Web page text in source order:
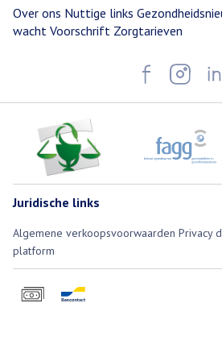
Over ons Nuttige links
wacht Voorschrift Zorgtarieven
Juridische links
Algemene verkoopsvoorwaarden Privacy
platform